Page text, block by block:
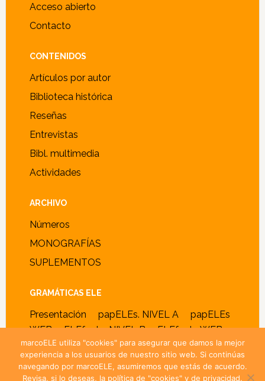
Acceso abierto
Contacto
CONTENIDOS
Artículos por autor
Biblioteca histórica
Reseñas
Entrevistas
Bibl. multimedia
Actividades
ARCHIVO
Números
MONOGRAFÍAS
SUPLEMENTOS
GRAMÁTICAS ELE
Presentación papELEs. NIVEL A
papELEs
WEB
ELEfante. NIVEL B ELEfante WEB
marcoELE utiliza "cookies" para asegurar que damos la mejor
experiencia a los usuarios de nuestro sitio web. Si continúas
navegando por marcoELE, asumiremos que estás de acuerdo.
Revisa, si lo deseas, la política de "cookies" y de privacidad.